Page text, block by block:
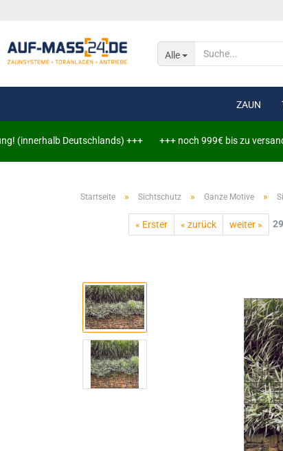
Alle
ZAUN
Deutschlands) +++ +++ noch 999€ bis zu
Startseite » Sichtschutz » Ganze Motive »
« Erster « zurück weiter » 29